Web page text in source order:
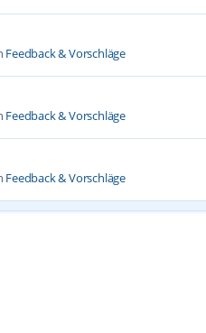
Feedback & Vorschläge
Feedback & Vorschläge
Feedback & Vorschläge